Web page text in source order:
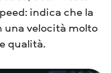
indica che la
una velocità molto
qualità.